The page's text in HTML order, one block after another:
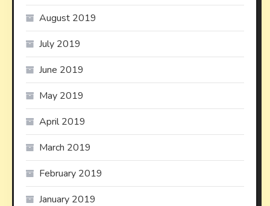
August 2019
July 2019
June 2019
May 2019
April 2019
March 2019
February 2019
January 2019